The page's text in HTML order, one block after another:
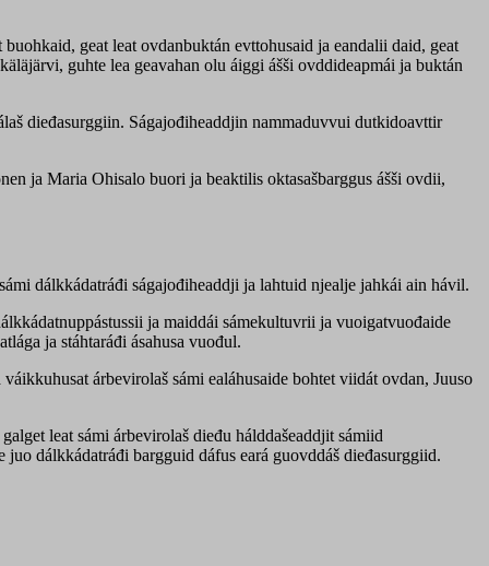
geat leat ovdanbuktán evttohusaid ja eandalii daid, geat
guhte lea geavahan olu áiggi ášši ovddideapmái ja buktán
dieđasurggiin. Ságajođiheaddjin nammaduvvui dutkidoavttir
ja Maria Ohisalo buori ja beaktilis oktasašbarggus ášši ovdii,
dálkkádatráđi ságajođiheaddji ja lahtuid njealje jahkái ain hávil.
ja maiddái sámekultuvrii ja vuoigatvuođaide
ja stáhtaráđi ásahusa vuođul.
árbevirolaš sámi ealáhusaide bohtet viidát ovdan, Juuso
leat sámi árbevirolaš dieđu hálddašeaddjit sámiid
dálkkádatráđi bargguid dáfus eará guovddáš dieđasurggiid.